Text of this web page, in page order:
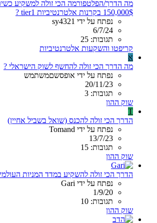
מה הדרך/הפלטפורמה הכי זולה למשקיע
150,000$ בקרנות אלטרנטיביות tier1 ?
נפתח על ידי sy4321
6/7/24
תגובות: 25
קריפטו והשקעות אלטרנטיביות
א
מה הדרך הכי זולה להחשף לשוק הישראלי ?
נפתח על ידי אופסשםמשתמש
20/11/23
תגובות: 3
שוק ההון
T
הדרך הכי זולה להכנס (שואל בשביל אחיין)
נפתח על ידי Tomand
13/7/23
תגובות: 15
שוק ההון
הדרך הכי זולה להשקיע במדד המניות העולמי
נפתח על ידי Gari
1/9/20
תגובות: 10
שוק ההון